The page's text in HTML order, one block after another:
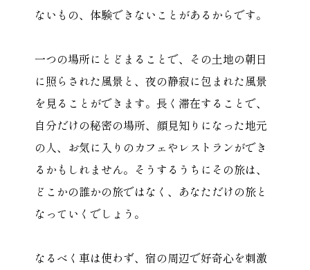
ないもの、体験できないことがあるからです。
一つの場所にとどまることで、その土地の朝日
に照らされた風景と、夜の静寂に包まれた風景
を見ることができます。長く滞在することで、
自分だけの秘密の場所、顔見知りになった地元
の人、お気に入りのカフェやレストランができ
るかもしれません。そうするうちにその旅は、
どこかの誰かの旅ではなく、あなただけの旅と
なっていくでしょう。
なるべく車は使わず、宿の周辺で好奇心を刺激